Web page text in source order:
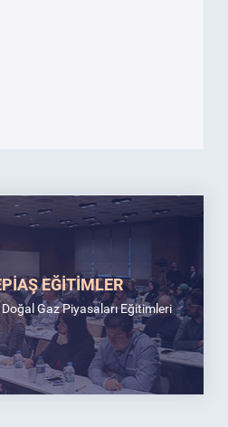
EĞİTİMLER
Gaz Piyasaları Eğitimleri